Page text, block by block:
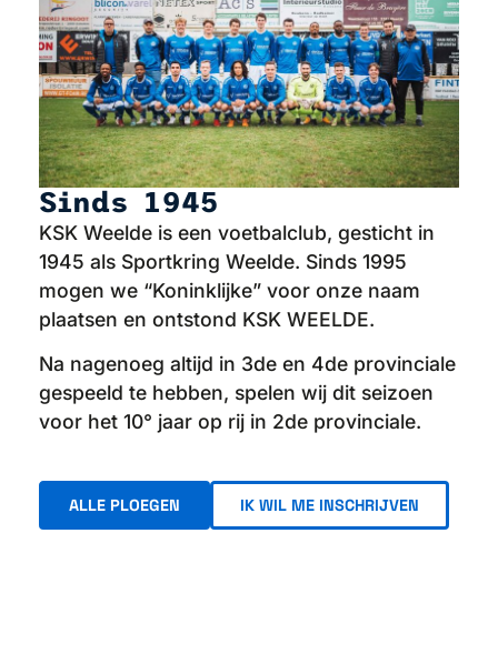
Sinds 1945
KSK Weelde is een voetbalclub, gesticht in
1945 als Sportkring Weelde. Sinds 1995
mogen we “Koninklijke” voor onze naam
plaatsen en ontstond KSK WEELDE.
Na nagenoeg altijd in 3de en 4de provinciale
gespeeld te hebben, spelen wij dit seizoen
voor het 10° jaar op rij in 2de provinciale.
ALLE PLOEGEN IK WIL ME INSCHRIJVEN